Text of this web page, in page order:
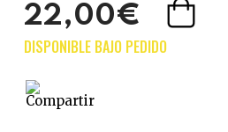
22,00€